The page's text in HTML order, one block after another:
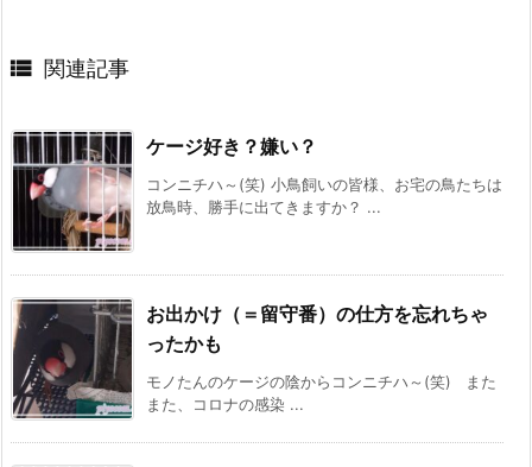
 関連記事
ケージ好き？嫌い？
コンニチハ～(笑) 小鳥飼いの皆様、お宅の鳥たちは
放鳥時、勝手に出てきますか？ ...
お出かけ（＝留守番）の仕方を忘れちゃ
ったかも
モノたんのケージの陰からコンニチハ～(笑) また
また、コロナの感染 ...